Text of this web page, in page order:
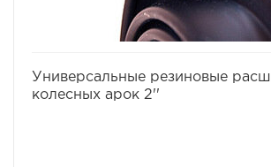
Разрывная нагрузка - 10,9 тонн.
Длина - 9 метров.
Универсальные резиновые
колесных арок 2''